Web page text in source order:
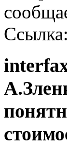
Ссылка: